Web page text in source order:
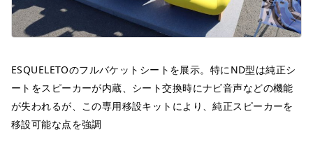
ESQUELETOのフルバケットシートを展示。特にND型は純正シ
ートをスピーカーが内蔵、シート交換時にナビ音声などの機能
が失われるが、この専用移設キットにより、純正スピーカーを
移設可能な点を強調